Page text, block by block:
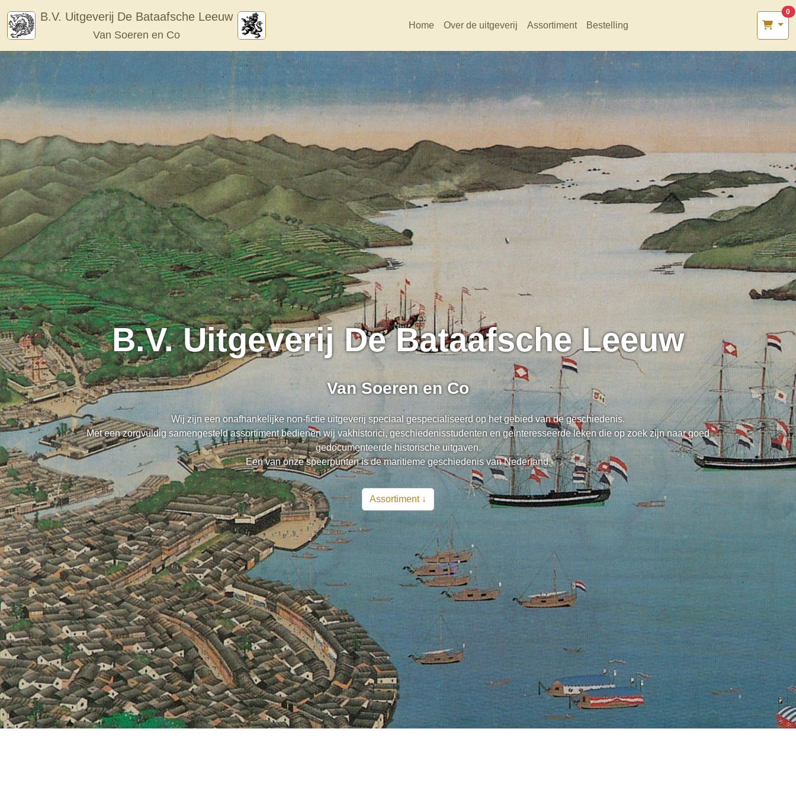
content
B.V. Uitgeverij De Bataafsche Leeuw
Van Soeren en Co
Home Over de uitgeverij Assortiment Bestelling
0
B.V. Uitgeverij De Bataafsche Leeuw
Van Soeren en Co
Wij zijn een onafhankelijke non-fictie uitgeverij speciaal gespecialiseerd op het gebied van de geschiedenis.
Met een zorgvuldig samengesteld assortiment bedienen wij vakhistorici, geschiedenisstudenten en geïnteresseerde leken die op zoek zijn naar goed
gedocumenteerde historische uitgaven.
Een van onze speerpunten is de maritieme geschiedenis van Nederland.
Assortiment ↓